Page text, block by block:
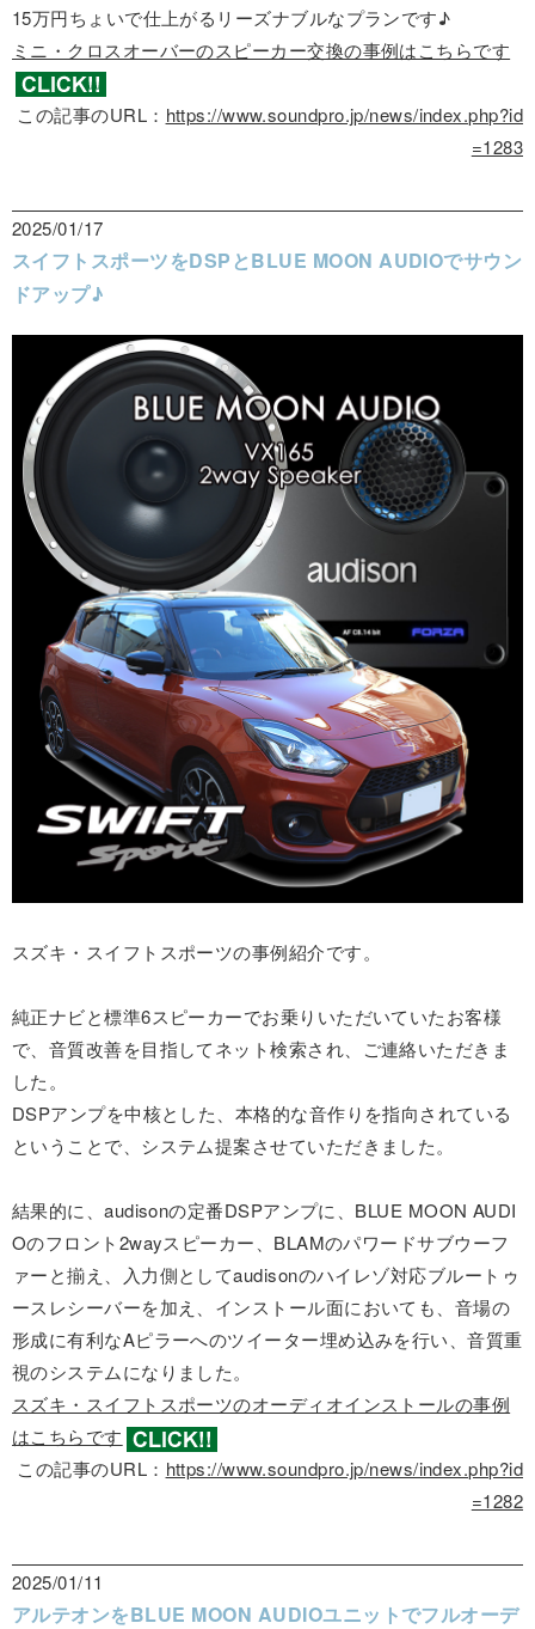
15万円ちょいで仕上がるリーズナブルなプランです♪
ミニ・クロスオーバーのスピーカー交換の事例はこちらです
この記事のURL： https://www.soundpro.jp/news/index.php?id
=1283
2025/01/17
スイフトスポーツをDSPとBLUE MOON AUDIOでサウン
ドアップ♪
スズキ・スイフトスポーツの事例紹介です。
純正ナビと標準6スピーカーでお乗りいただいていたお客様
で、音質改善を目指してネット検索され、ご連絡いただきま
した。
DSPアンプを中核とした、本格的な音作りを指向されている
ということで、システム提案させていただきました。
結果的に、audisonの定番DSPアンプに、BLUE MOON AUDI
Oのフロント2wayスピーカー、BLAMのパワードサブウーフ
ァーと揃え、入力側としてaudisonのハイレゾ対応ブルートゥ
ースレシーバーを加え、インストール面においても、音場の
形成に有利なAピラーへのツイーター埋め込みを行い、音質重
視のシステムになりました。
スズキ・スイフトスポーツのオーディオインストールの事例
はこちらです
この記事のURL： https://www.soundpro.jp/news/index.php?id
=1282
2025/01/11
アルテオンをBLUE MOON AUDIOユニットでフルオーデ